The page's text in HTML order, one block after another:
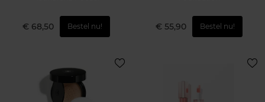
€ 68,50 Bestel nu! € 55,90 Bestel nu!